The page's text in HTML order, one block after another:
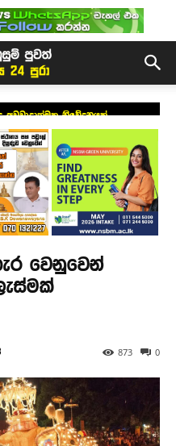
අවවාදාත්මක නිවේදනයක්
වෙනුවෙන්
0
873